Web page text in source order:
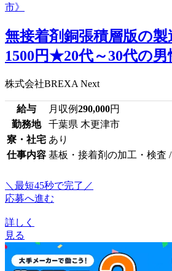
無接着剤銅張積層版の
1500円★20代～30代の
株式会社BREXA Next
給与 月収例290,000円
勤務地
千葉県 木更津市
寮・社宅 あり
仕事内容 基板・接着剤の加工・検査
＼最短45秒で完了／
応募へ進む
詳しく
見る